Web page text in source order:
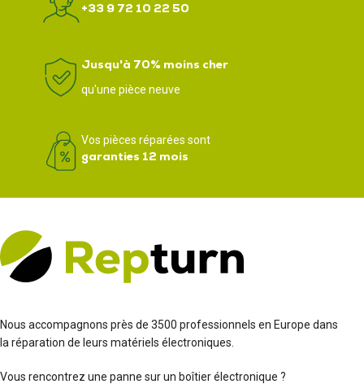
+33 9 72 10 22 50
Jusqu'à 70% moins cher
qu'une pièce neuve
Vos pièces réparées sont
garanties 12 mois
Nous accompagnons près de 3500 professionnels en Europe dans
la réparation de leurs matériels électroniques.
Vous rencontrez une panne sur un boîtier électronique ?